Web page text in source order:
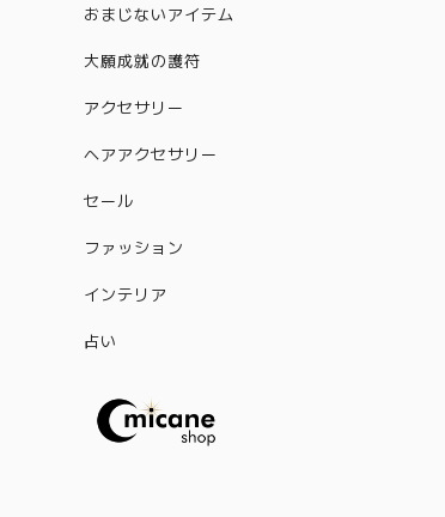
おまじないアイテム
パロサント
カバラ
ルドラクシャ
守り本尊 水晶守り絵
守り絵
水引お守り
大願成就の護符
アクセサリー
ネックレス
ヘアアクセサリー
セール
セット販売セール
ファッション
バック
インテリア
セレナイトタワー
占い